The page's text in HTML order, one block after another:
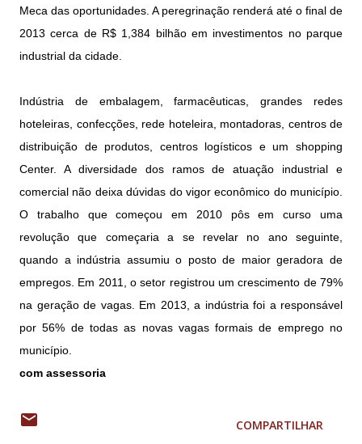
Meca das oportunidades. A peregrinação renderá até o final de
2013 cerca de R$ 1,384 bilhão em investimentos no parque
industrial da cidade.
Indústria de embalagem, farmacêuticas, grandes redes
hoteleiras, confecções, rede hoteleira, montadoras, centros de
distribuição de produtos, centros logísticos e um shopping
Center. A diversidade dos ramos de atuação industrial e
comercial não deixa dúvidas do vigor econômico do município.
O trabalho que começou em 2010 pôs em curso uma
revolução que começaria a se revelar no ano seguinte,
quando a indústria assumiu o posto de maior geradora de
empregos. Em 2011, o setor registrou um crescimento de 79%
na geração de vagas. Em 2013, a indústria foi a responsável
por 56% de todas as novas vagas formais de emprego no
município.
com assessoria
COMPARTILHAR